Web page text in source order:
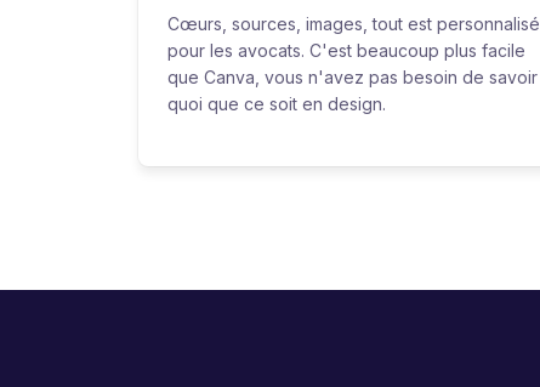
Cœurs, sources, images, tout est personnalisé
pour les avocats. C'est beaucoup plus facile
que Canva, vous n'avez pas besoin de savoir
quoi que ce soit en design.